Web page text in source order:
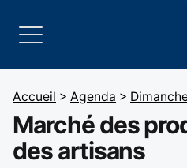
Accueil > Agenda >
Marché des
des artisans